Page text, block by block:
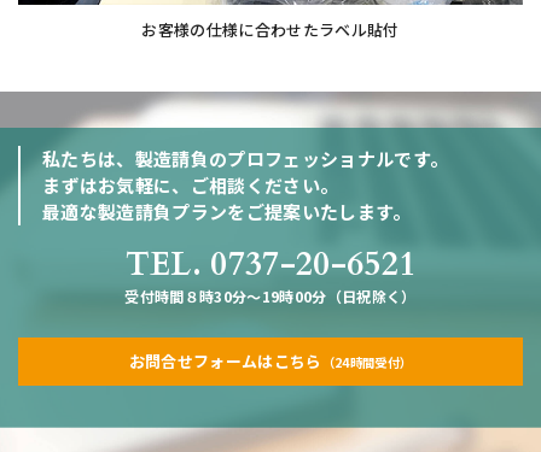
お客様の仕様に合わせたラベル貼付
私たちは、製造請負のプロフェッショナルです。
まずはお気軽に、ご相談ください。
最適な製造請負プランをご提案いたします。
TEL. 0737-20-6521
受付時間８時30分～19時00分（日祝除く）
お問合せフォームはこちら （24時間受付）